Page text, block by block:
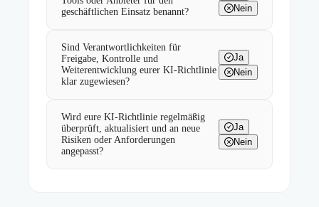
geschäftlichen Einsatz benannt?
Nein
Sind Verantwortlichkeiten für
Freigabe, Kontrolle und
Weiterentwicklung eurer KI-Richtlinie
klar zugewiesen?
Ja
Nein
Wird eure KI-Richtlinie regelmäßig
überprüft, aktualisiert und an neue
Risiken oder Anforderungen
angepasst?
Ja
Nein